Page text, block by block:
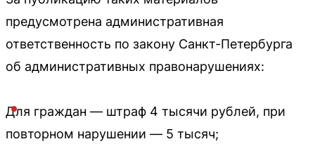
предусмотрена административная
ответственность по закону Санкт-Петербурга
об административных правонарушениях:
Для граждан — штраф 4 тысячи рублей, при
повторном нарушении — 5 тысяч;